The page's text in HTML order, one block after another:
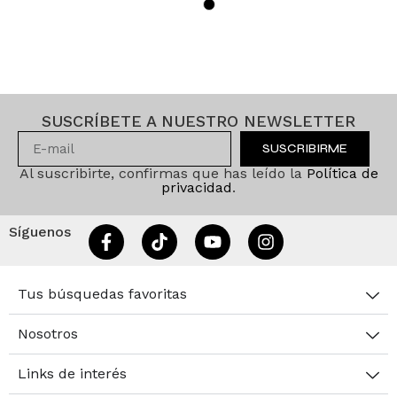
SUSCRÍBETE A NUESTRO NEWSLETTER
SUSCRIBIRME
Al suscribirte, confirmas que has leído la Política de
privacidad.
Síguenos
Tus búsquedas favoritas
Nosotros
Links de interés